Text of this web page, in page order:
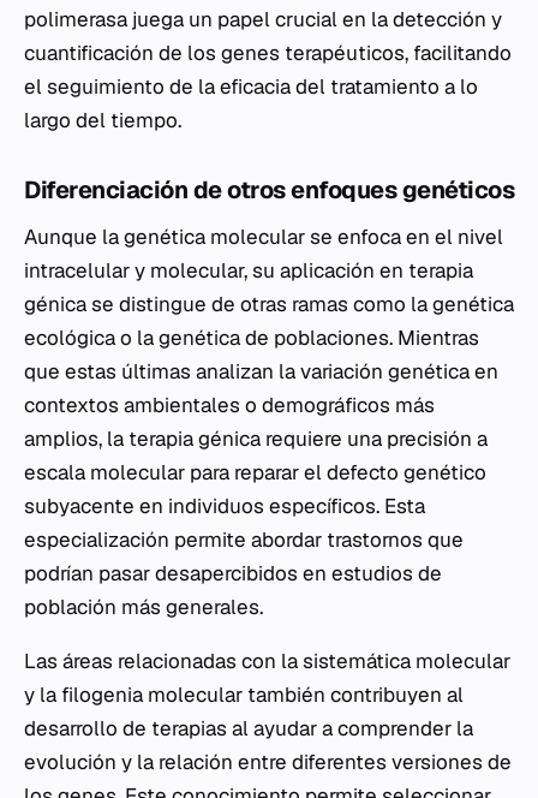
polimerasa juega un papel crucial en la detección y
cuantificación de los genes terapéuticos, facilitando
el seguimiento de la eficacia del tratamiento a lo
largo del tiempo.
Diferenciación de otros enfoques genéticos
Aunque la genética molecular se enfoca en el nivel
intracelular y molecular, su aplicación en terapia
génica se distingue de otras ramas como la genética
ecológica o la genética de poblaciones. Mientras
que estas últimas analizan la variación genética en
contextos ambientales o demográficos más
amplios, la terapia génica requiere una precisión a
escala molecular para reparar el defecto genético
subyacente en individuos específicos. Esta
especialización permite abordar trastornos que
podrían pasar desapercibidos en estudios de
población más generales.
Las áreas relacionadas con la sistemática molecular
y la filogenia molecular también contribuyen al
desarrollo de terapias al ayudar a comprender la
evolución y la relación entre diferentes versiones de